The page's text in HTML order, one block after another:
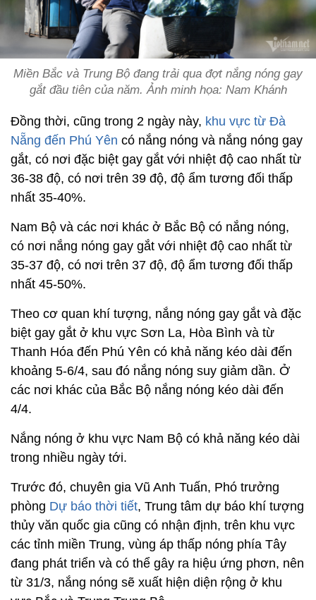
Miền Bắc và Trung Bộ đang trải qua đợt nắng nóng gay
gắt đầu tiên của năm. Ảnh minh họa: Nam Khánh
Đồng thời, cũng trong 2 ngày này, khu vực từ Đà
Nẵng đến Phú Yên có nắng nóng và nắng nóng gay
gắt, có nơi đặc biệt gay gắt với nhiệt độ cao nhất từ
36-38 độ, có nơi trên 39 độ, độ ẩm tương đối thấp
nhất 35-40%.
Nam Bộ và các nơi khác ở Bắc Bộ có nắng nóng,
có nơi nắng nóng gay gắt với nhiệt độ cao nhất từ
35-37 độ, có nơi trên 37 độ, độ ẩm tương đối thấp
nhất 45-50%.
Theo cơ quan khí tượng, nắng nóng gay gắt và đặc
biệt gay gắt ở khu vực Sơn La, Hòa Bình và từ
Thanh Hóa đến Phú Yên có khả năng kéo dài đến
khoảng 5-6/4, sau đó nắng nóng suy giảm dần. Ở
các nơi khác của Bắc Bộ nắng nóng kéo dài đến
4/4.
Nắng nóng ở khu vực Nam Bộ có khả năng kéo dài
trong nhiều ngày tới.
Trước đó, chuyên gia Vũ Anh Tuấn, Phó trưởng
phòng Dự báo thời tiết, Trung tâm dự báo khí tượng
thủy văn quốc gia cũng có nhận định, trên khu vực
các tỉnh miền Trung, vùng áp thấp nóng phía Tây
đang phát triển và có thể gây ra hiệu ứng phơn, nên
từ 31/3, nắng nóng sẽ xuất hiện diện rộng ở khu